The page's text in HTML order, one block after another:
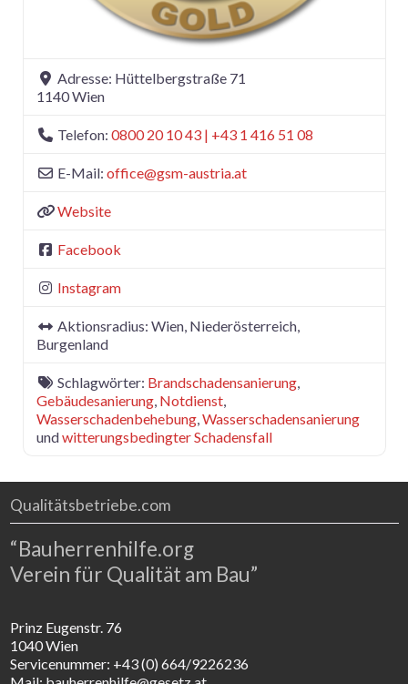
Adresse: Hüttelbergstraße 71
1140Wien
Telefon: 0800 20 10 43 | +43 1 416 51 08
E-Mail: office@gsm-austria.at
Website
Facebook
Instagram
Aktionsradius: Wien, Niederösterreich,
Burgenland
Schlagwörter: Brandschadensanierung,
Gebäudesanierung, Notdienst,
Wasserschadenbehebung,Wasserschadensanierung
undwitterungsbedingter Schadensfall
Qualitätsbetriebe.com
“Bauherrenhilfe.org
Verein für Qualität am Bau”
Prinz Eugenstr. 76
1040 Wien
Servicenummer: +43 (0) 664/9226236